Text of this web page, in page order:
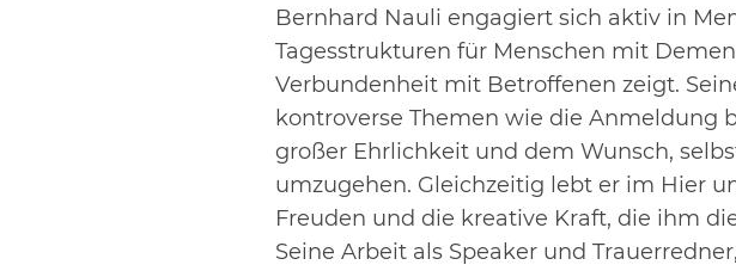
Bernhard Nauli engagiert sich aktiv in
Tagesstrukturen für Menschen mit
Verbundenheit mit Betroffenen zeigt.
kontroverse Themen wie die Anmeldung
großer Ehrlichkeit und dem Wunsch,
umzugehen. Gleichzeitig lebt er im Hier
Freuden und die kreative Kraft, die ihm
Seine Arbeit als Speaker und